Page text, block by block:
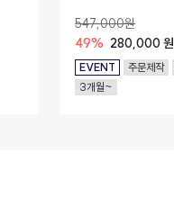
547,000원
49% 280,000 원
EVENT 주문제작
3개월~